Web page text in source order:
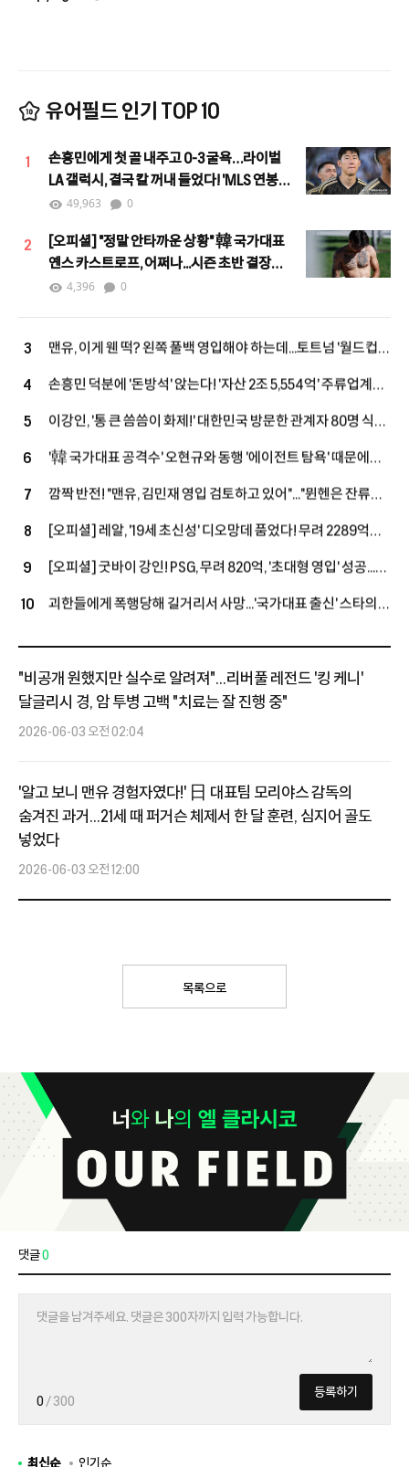
유어필드 인기 TOP 10
1
손흥민에게 첫 골 내주고 0-3 굴욕…라이벌
LA 갤럭시, 결국 칼 꺼내 들었다! 'MLS 연봉
4위' 로사노 영입 임박
49,963 0
2
[오피셜] "정말 안타까운 상황" 韓 국가대표
옌스 카스트로프, 어쩌나...시즌 초반 결장
불가피 "당분간 출전 어려울 것"
4,396 0
3
맨유, 이게 웬 떡? 왼쪽 풀백 영입해야 하는데...토트넘 '월드컵
스타' 직접 역제안! "새로운 선택지 등장"
4
손흥민 덕분에 '돈방석' 앉는다! '자산 2조 5,554억' 주류업계
억만장자, LAFC 소유주 그룹 합류...구단 가치 2조 원 육박
5
이강인, '통 큰 씀씀이 화제!' 대한민국 방문한 관계자 80명 식사
대접 한다...西 매체 "LEE, 아틀레티코 마드리드 마음 훔치고
있다" 호평
6
'韓 국가대표 공격수' 오현규와 동행 '에이전트 탐욕' 때문에
7
깜짝 반전! "맨유, 김민재 영입 검토하고 있어"..."뮌헨은 잔류로
선회했지만, 구단은 여전히 예의주시"
8
[오피셜] 레알, '19세 초신성' 디오망데 품었다! 무려 2289억
투자→2033년까지 초장기 계약...음바페·비니시우스와 '괴물
공격진' 구축
9
[오피셜] 굿바이 강인! PSG, 무려 820억, '초대형 영입' 성공...
왼발잡이 2선 멀티 자원 아클리우슈와 5년 장기 계약 체결, 'LEE
10
괴한들에게 폭행당해 길거리서 사망...'국가대표 출신' 스타의
축구계
"비공개 원했지만 실수로 알려져"...리버풀 레전드 '킹 케니'
달글리시 경, 암 투병 고백 "치료는 잘 진행 중"
2026-06-03 오전 02:04
'알고 보니 맨유 경험자였다!' 日 대표팀 모리야스 감독의
숨겨진 과거...21세 때 퍼거슨 체제서 한 달 훈련, 심지어 골도
넣었다
2026-06-03 오전 12:00
목록으로
댓글0
0/ 300
등록하기
최신순 인기순